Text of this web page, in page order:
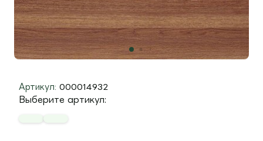
Артикул: 000014932
Выберите артикул: